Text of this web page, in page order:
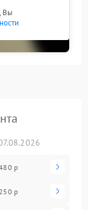
Вы
р
250 р